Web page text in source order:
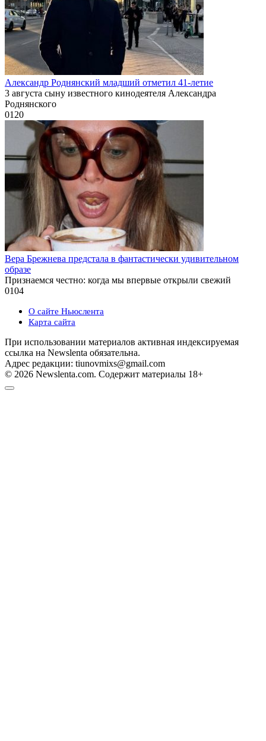
Александр Роднянский младший отметил 41-летие
3 августа сыну известного кинодеятеля Александра
Роднянского
0120
Вера Брежнева предстала в фантастически удивительном
образе
Признаемся честно: когда мы впервые открыли свежий
0104
О сайте Ньюслента
Карта сайта
При использовании материалов активная индексируемая
ссылка на Newslenta обязательна.
Адрес редакции: tiunovmixs@gmail.com
© 2026 Newslenta.com. Содержит материалы 18+